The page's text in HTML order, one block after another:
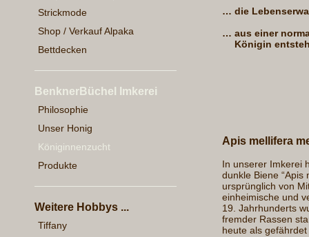
Strickmode
Shop / Verkauf Alpaka
Bettdecken
BenknerBüchel Imkerei
Philosophie
Unser Honig
Königinnenzucht
Produkte
Weitere Hobbys ...
Tiffany
… die
… aus einer
Königin
Apis mellifera
In unserer Imkerei
dunkle Biene “Apis
ursprünglich von
einheimische und
19. Jahrhunderts
fremder Rassen
heute als gefährdet